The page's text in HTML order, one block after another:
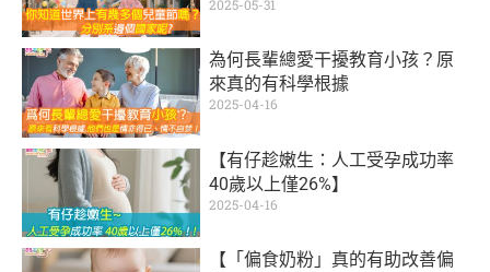
2025-05-31
為何長輩總愛干擾教育小孩？原
來真的有科學根據
2025-04-16
【有仔趁嫩生：人工受孕成功率
40歲以上僅26%】
2025-04-16
【「偏食奶粉」真的有助改善偏